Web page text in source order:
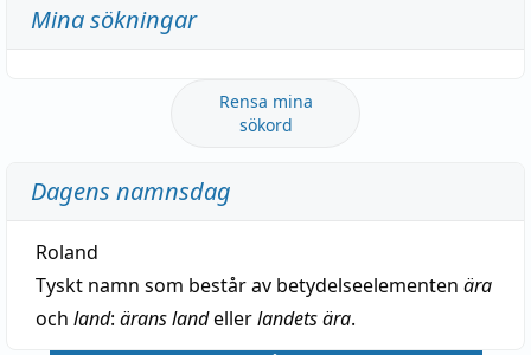
Mina sökningar
Rensa mina
sökord
Dagens namnsdag
Roland
Tyskt namn som består av betydelseelementen ära
och land: ärans landellerlandets ära.